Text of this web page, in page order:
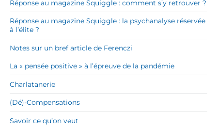
Réponse au magazine Squiggle : comment s’y retrouver ?
Réponse au magazine Squiggle : la psychanalyse réservée
à l’élite ?
Notes sur un bref article de Ferenczi
La « pensée positive » à l’épreuve de la pandémie
Charlatanerie
(Dé)-Compensations
Savoir ce qu’on veut